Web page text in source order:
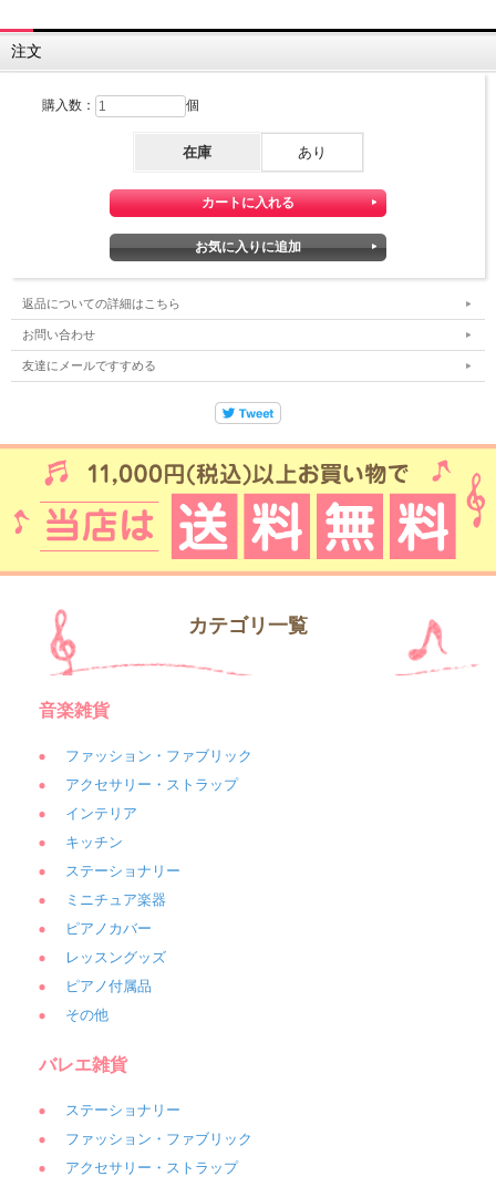
注文
購入数： 個
在庫 あり
返品についての詳細はこちら
お問い合わせ
友達にメールですすめる
カテゴリ一覧
音楽雑貨
ファッション・ファブリック
アクセサリー・ストラップ
インテリア
キッチン
ステーショナリー
ミニチュア楽器
ピアノカバー
レッスングッズ
ピアノ付属品
その他
バレエ雑貨
ステーショナリー
ファッション・ファブリック
アクセサリー・ストラップ